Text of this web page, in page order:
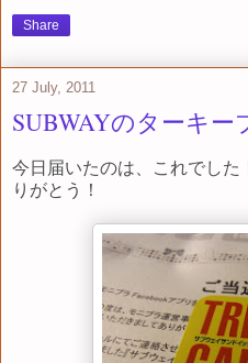
Share
27 July, 2011
SUBWAYのターキー
今日届いたのは、これでし
りがとう！